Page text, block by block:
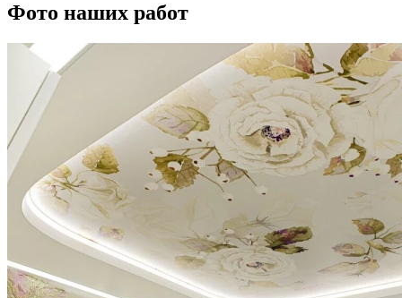
Фото наших работ